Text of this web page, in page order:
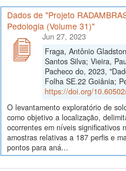
Dados de "Projeto
Pedologia (Volume 31)"
Jun 27, 2023
Fraga, Antônio
Santos Silva; Vieira,
Pacheco do, 2023,
Folha SE.22 Goiânia;
https://doi.org/
O levantamento exploratório de
como objetivo a localização,
ocorrentes em níveis significativos
amostras relativas a 187 perfis e
pontos para aná...